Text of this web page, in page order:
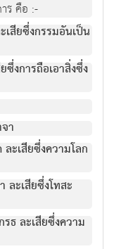
ร คือ :-
สียซึ่งกรรมอันเป็น
ซึ่งการถือเอาสิ่งซึ่ง
า
ะเสียซึ่งความโลก
ละเสียซึ่งโทสะ
ธ ละเสียซึ่งความ